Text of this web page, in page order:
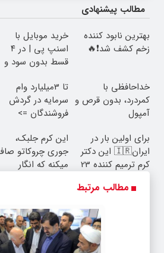
مطالب پیشنهادی
بهترین نابود کننده
زخم کشف شد❗🔥
خرید موبایل با
اسنپ پی | در ۴
قسط بدون سود و
خداحافظی با
کمردرد، بدون قرص و
آمپول
تا 3میلیارد وام
سرمایه در گردش
فروشندگان =>
کن
برای اولین بار در
ایران🇮🇷 این دکتر
کرم ترمیم کننده 23
این کرم جلبک،
جوری چروکاتو
میکنه که انگار
مطالب مرتبط